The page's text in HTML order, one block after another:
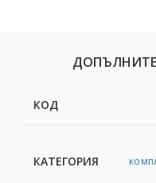
КОД
КАТЕГОРИЯ